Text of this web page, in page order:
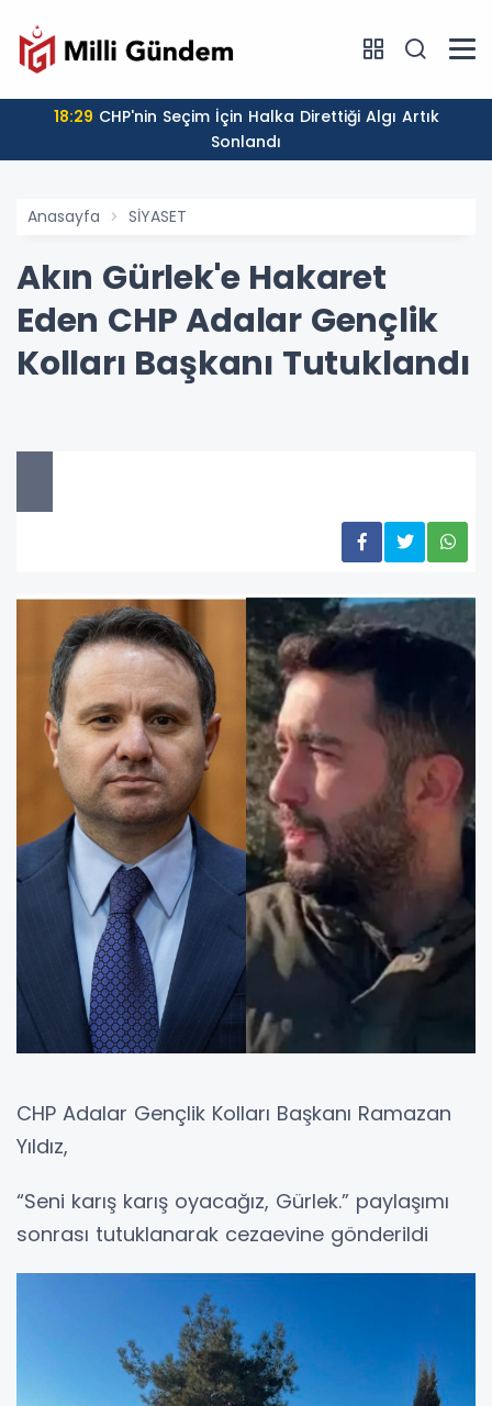
18:29
Sonlandı
Anasayfa SİYASET
Akın Gürlek'e Hakaret
Eden CHP Adalar Gençlik
Kolları Başkanı Tutuklandı
CHP Adalar Gençlik Kolları Başkanı Ramazan
Yıldız,
“Seni karış karış oyacağız, Gürlek.” paylaşımı
sonrası tutuklanarak cezaevine gönderildi